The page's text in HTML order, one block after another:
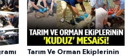
Tarım Ve Orman Ekiplerinin